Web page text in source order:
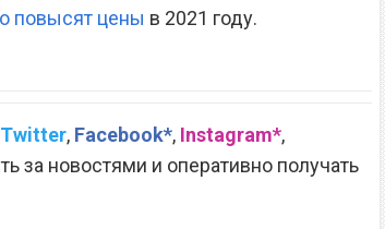
повысят цены в 2021 году.
Twitter, Facebook*, Instagram*,
за новостями и оперативно получать